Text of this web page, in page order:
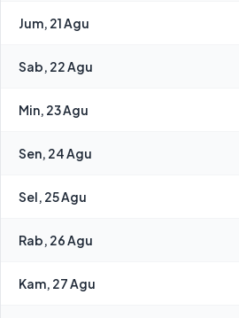
Jum, 21 Agu
Sab, 22 Agu
Min, 23 Agu
Sen, 24 Agu
Sel, 25 Agu
Rab, 26 Agu
Kam, 27 Agu